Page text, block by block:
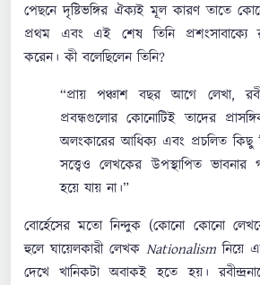
পেছনে দৃষ্টিভঙ্গির ঐক্যই মূল কারণ তাতে
প্রথম এবং এই শেষ তিনি প্রশংসাবাক্যে
করেন। কী বলেছিলেন তিনি?
“প্রায় পঞ্চাশ বছর আগে লেখা,
প্রবন্ধগুলোর কোনোটিই তাদের
অলংকারের আধিক্য এবং প্রচলিত কিছু
সত্ত্বেও লেখকের উপস্থাপিত
হয়ে যায় না।”
বোর্হেসের মতো নিন্দুক (কোনো কোনো
হুলে ঘায়েলকারী লেখক Nationalism নিয়ে
দেখে খানিকটা অবাকই হতে হয়।